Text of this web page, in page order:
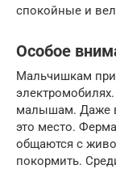
спокойные и
Особое
Мальчишкам
малышам. Даже
это место.
общаются с
покормить.